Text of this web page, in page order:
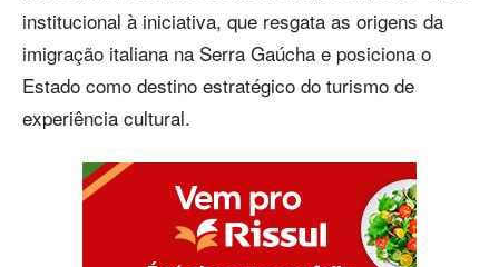
institucional à iniciativa, que resgata as origens da
imigração italiana na Serra Gaúcha e posiciona o
Estado como destino estratégico do turismo de
experiência cultural.